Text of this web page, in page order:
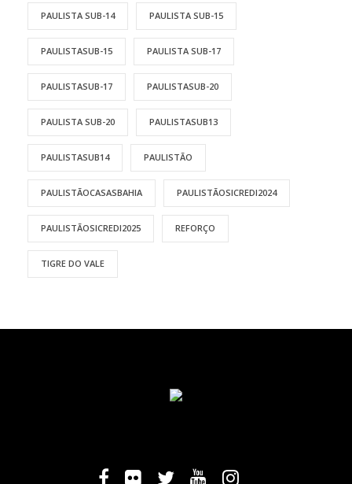
PAULISTA SUB-14 PAULISTA SUB-15
PAULISTASUB-15 PAULISTA SUB-17
PAULISTASUB-17 PAULISTASUB-20
PAULISTA SUB-20 PAULISTASUB13
PAULISTASUB14 PAULISTÃO
PAULISTÃOCASASBAHIA PAULISTÃOSICREDI2024
PAULISTÃOSICREDI2025 REFORÇO
TIGRE DO VALE